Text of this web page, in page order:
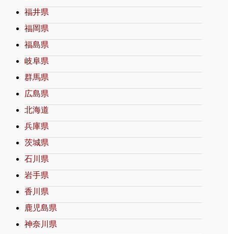
福井県
福岡県
福島県
岐阜県
群馬県
広島県
北海道
兵庫県
茨城県
石川県
岩手県
香川県
鹿児島県
神奈川県